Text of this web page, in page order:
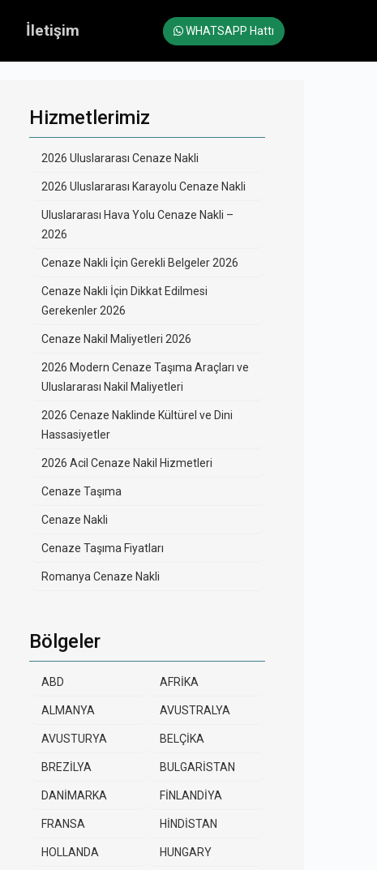
İletişim WHATSAPP Hattı
Hizmetlerimiz
2026 Uluslararası Cenaze Nakli
2026 Uluslararası Karayolu Cenaze Nakli
Uluslararası Hava Yolu Cenaze Nakli –
2026
Cenaze Nakli İçin Gerekli Belgeler 2026
Cenaze Nakli İçin Dikkat Edilmesi
Gerekenler 2026
Cenaze Nakil Maliyetleri 2026
2026 Modern Cenaze Taşıma Araçları ve
Uluslararası Nakil Maliyetleri
2026 Cenaze Naklinde Kültürel ve Dini
Hassasiyetler
2026 Acil Cenaze Nakil Hizmetleri
Cenaze Taşıma
Cenaze Nakli
Cenaze Taşıma Fiyatları
Romanya Cenaze Nakli
Bölgeler
ABD AFRİKA
ALMANYA AVUSTRALYA
AVUSTURYA BELÇİKA
BREZİLYA BULGARİSTAN
DANİMARKA FİNLANDİYA
FRANSA HİNDİSTAN
HOLLANDA HUNGARY